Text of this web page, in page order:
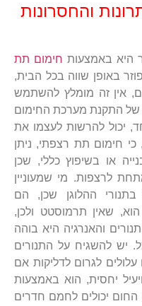
והחסרונות
היא באמצעות חימום תת
באופן שווה בכל הבית,
אין זה מומלץ להשתמש
של התקנת מערכת החימום
יכול להרשות לעצמו את
כי חימום תת רצפתי, ניתן
או בשיפוץ כללי, שכן
לרצפות. מי שמעוניין
ההלוגן שכן, הם
שאין תרמוסטט ולכן,
והאנרגיה היא בוהה
יש להשגיח על התנורים
לגרום לדליקות אם
יחסית, הוא באמצעות
החום יכולים לחמם חדרים